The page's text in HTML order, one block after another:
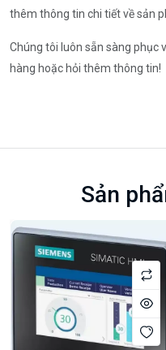
thêm thông tin chi tiết về sản
Chúng tôi luôn sẵn sàng phục
hàng hoặc hỏi thêm thông tin!
Sản